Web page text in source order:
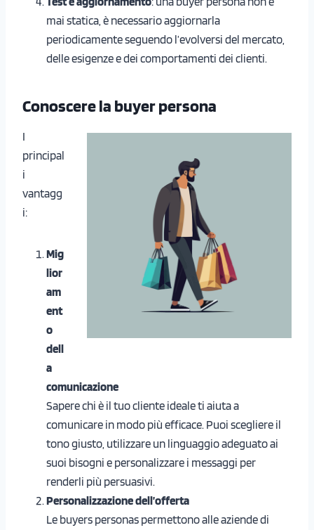
mai statica, è necessario aggiornarla
periodicamente seguendo l’evolversi del mercato,
delle esigenze e dei comportamenti dei clienti.
Conoscere la buyer persona
I
principal
i
vantagg
i:
Mig
lior
am
ent
o
dell
a
comunicazione
Sapere chi è il tuo cliente ideale ti aiuta a
comunicare in modo più efficace. Puoi scegliere il
tono giusto, utilizzare un linguaggio adeguato ai
suoi bisogni e personalizzare i messaggi per
renderli più persuasivi.
Personalizzazione dell’offerta
Le buyers personas permettono alle aziende di